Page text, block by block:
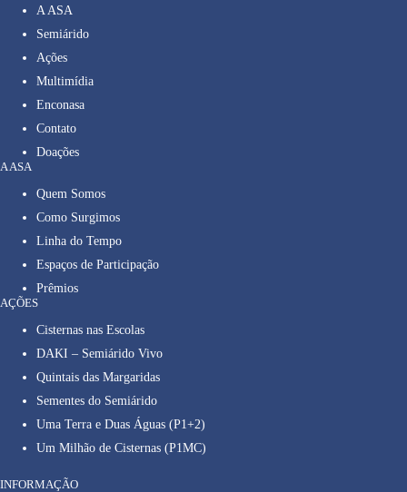
A ASA
Semiárido
Ações
Multimídia
Enconasa
Contato
Doações
A ASA
Quem Somos
Como Surgimos
Linha do Tempo
Espaços de Participação
Prêmios
AÇÕES
Cisternas nas Escolas
DAKI – Semiárido Vivo
Quintais das Margaridas
Sementes do Semiárido
Uma Terra e Duas Águas (P1+2)
Um Milhão de Cisternas (P1MC)
INFORMAÇÃO